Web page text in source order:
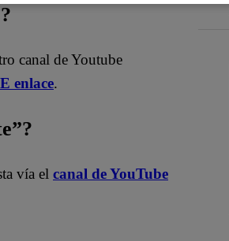
canal de Youtube
enlace.
vía el canal de YouTube